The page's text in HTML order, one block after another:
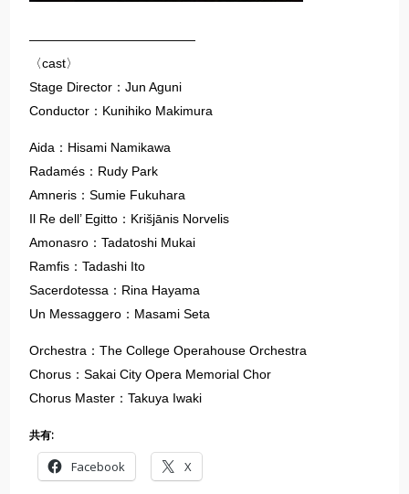
—————————————
〈cast〉
Stage Director：Jun Aguni
Conductor：Kunihiko Makimura
Aida：Hisami Namikawa
Radamés：Rudy Park
Amneris：Sumie Fukuhara
Il Re dell’ Egitto：Krišjānis Norvelis
Amonasro：Tadatoshi Mukai
Ramfis：Tadashi Ito
Sacerdotessa：Rina Hayama
Un Messaggero：Masami Seta
Orchestra：The College Operahouse Orchestra
Chorus：Sakai City Opera Memorial Chor
Chorus Master：Takuya Iwaki
共有:
Facebook X